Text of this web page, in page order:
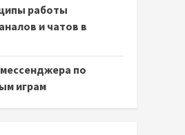
работы
и чатов в
по
играм